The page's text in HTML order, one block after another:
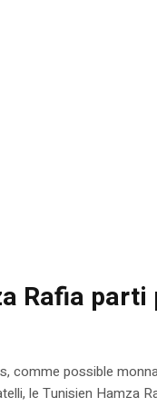
Rafia
comme possible
le Tunisien Hamza